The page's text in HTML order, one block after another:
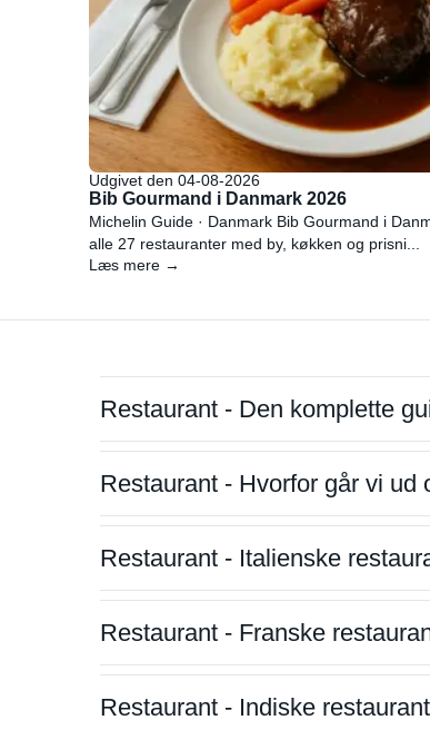
Udgivet den 04-08-2026
Bib Gourmand i Danmark 2026
Michelin Guide · Danmark Bib Gourmand i
alle 27 restauranter med by, køkken og prisni...
Læs mere →
Restaurant - Den komplette
Restaurant - Hvorfor går vi ud
Restaurant - Italienske
Restaurant - Franske
Restaurant - Indiske